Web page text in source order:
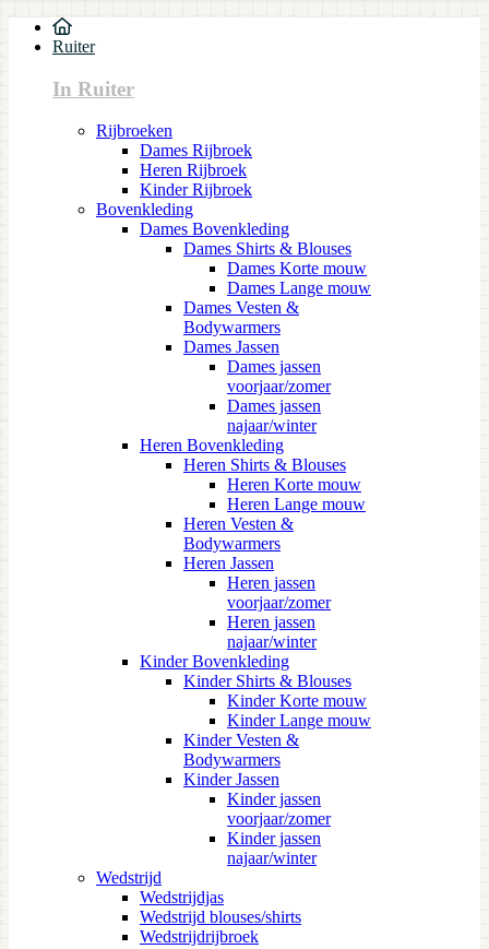
Ruiter
In Ruiter
Rijbroeken
Dames Rijbroek
Heren Rijbroek
Kinder Rijbroek
Bovenkleding
Dames Bovenkleding
Dames Shirts & Blouses
Dames Korte mouw
Dames Lange mouw
Dames Vesten &
Bodywarmers
Dames Jassen
Dames jassen
voorjaar/zomer
Dames jassen
najaar/winter
Heren Bovenkleding
Heren Shirts & Blouses
Heren Korte mouw
Heren Lange mouw
Heren Vesten &
Bodywarmers
Heren Jassen
Heren jassen
voorjaar/zomer
Heren jassen
najaar/winter
Kinder Bovenkleding
Kinder Shirts & Blouses
Kinder Korte mouw
Kinder Lange mouw
Kinder Vesten &
Bodywarmers
Kinder Jassen
Kinder jassen
voorjaar/zomer
Kinder jassen
najaar/winter
Wedstrijd
Wedstrijdjas
Wedstrijd blouses/shirts
Wedstrijdrijbroek